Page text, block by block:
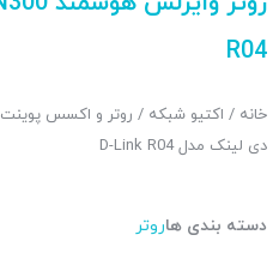
R04
خانه / اکتیو شبکه / روتر و اکسس پوینت
دی لینک مدل D-Link R04
دسته بندی هاروتر